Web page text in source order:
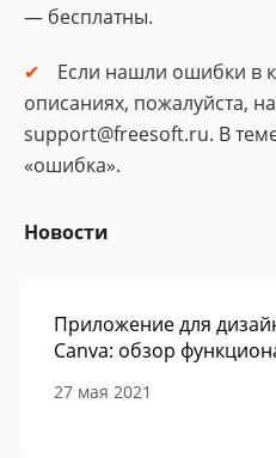
— бесплатны.
Если нашли ошибки в
описаниях, пожалуйста,
support@freesoft.ru. В
«ошибка».
Новости
Приложение для
Canva: обзор
27 мая 2021